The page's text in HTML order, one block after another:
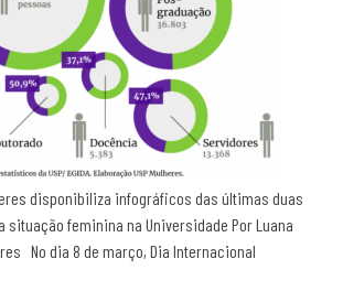
disponibiliza infográficos das últimas duas
situação feminina na Universidade Por Luana
No dia 8 de março, Dia Internacional